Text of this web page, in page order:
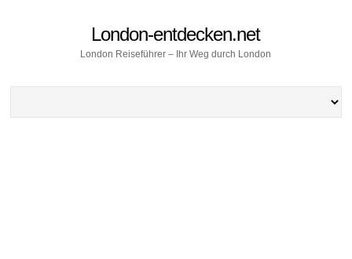
London-entdecken.net
London Reiseführer – Ihr Weg durch London